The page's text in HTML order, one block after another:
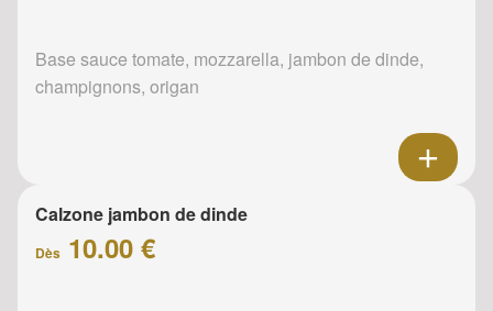
Base sauce tomate, mozzarella, jambon de dinde,
champignons, origan
Calzone jambon de dinde
Dès 10.00 €